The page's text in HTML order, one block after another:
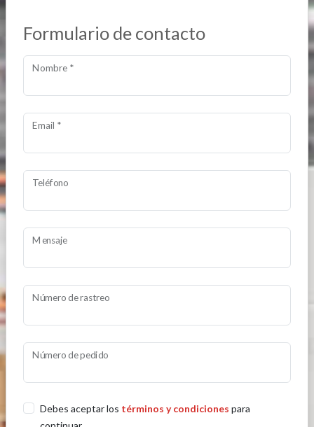
Formulario de contacto
Nombre *
Email *
Teléfono
Mensaje
Número de rastreo
Número de pedido
Debes aceptar los términos y condiciones para